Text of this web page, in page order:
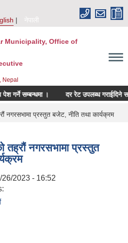
नेपाली
Municipality, Office of
Nepal
सम्बन्धमा । दर रेट उपलब्ध गराईदिने
प्रस्तुत बजेट, नीति तथा कार्यक्रम
नगरसभामा प्रस्तुत
26/2023 - 16:52